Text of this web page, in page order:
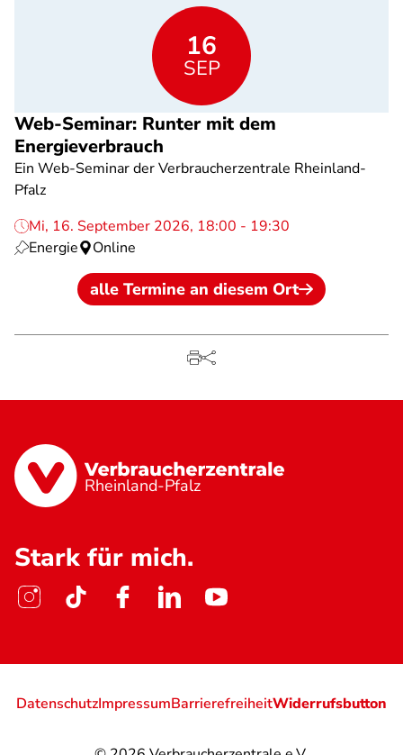
16
SEP
Web-Seminar: Runter mit dem
Energieverbrauch
Ein Web-Seminar der Verbraucherzentrale Rheinland-
Pfalz
Mi, 16. September 2026, 18:00 - 19:30
Energie
Online
alle Termine an diesem Ort
Rheinland-Pfalz
Stark für mich.
DatenschutzImpressumBarrierefreiheitWiderrufsbutton